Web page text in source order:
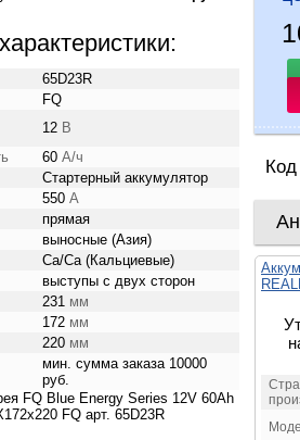
65D23R
FQ
12 В
60 А/ч
Стартерный аккумулятор
550 А
прямая
выносные (Азия)
Ca/Ca (Кальциевые)
выступы с двух сторон
231 мм
172 мм
220 мм
мин. сумма заказа 10000
руб.
FQ Blue Energy Series 12V 60Ah
FQ арт. 65D23R